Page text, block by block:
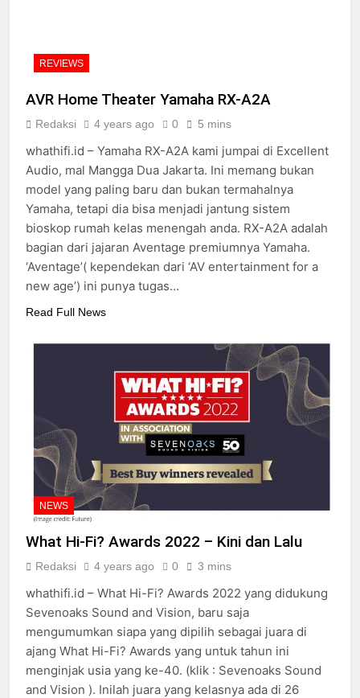
headphone dan speaker
Anda
2 Years Ago
Review Vincent DAC-
2 Years Ago
Cabasse merilis speaker
spherical Pearl Pelegrina
edisi terbatas
3 Years Ago
REVIEWS
AVR Home Theater Yamaha RX-A2A
Redaksi 4 years ago 0 5 mins
whathifi.id – Yamaha RX-A2A kami jumpai di Excellent
Audio, mal Mangga Dua Jakarta. Ini memang bukan
model yang paling baru dan bukan termahalnya
Yamaha, tetapi dia bisa menjadi jantung sistem
bioskop rumah kelas menengah anda. RX-A2A adalah
bagian dari jajaran Aventage premiumnya Yamaha.
‘Aventage’( kependekan dari ‘AV entertainment for a
new age’) ini punya tugas…
Read Full News
NEWS
What Hi-Fi? Awards 2022 – Kini dan Lalu
Redaksi 4 years ago 0 3 mins
whathifi.id – What Hi-Fi? Awards 2022 yang didukung
Sevenoaks Sound and Vision, baru saja
mengumumkan siapa yang dipilih sebagai juara di
ajang What Hi-Fi? Awards yang untuk tahun ini
menginjak usia yang ke-40. (klik : Sevenoaks Sound
and Vision ). Inilah juara yang kelasnya ada di 26